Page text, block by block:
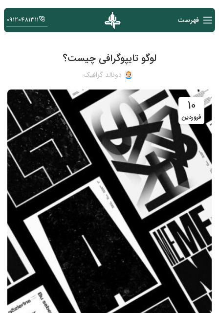
فهرست 09120481311
لوگو تایپوگرافی چیست؟
دونالد گرافیک
10
فروردین